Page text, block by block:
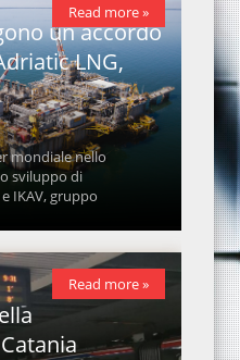
un accordo
LNG,
mondiale nello
sviluppo di
IKAV, gruppo
Read more »
Read more »